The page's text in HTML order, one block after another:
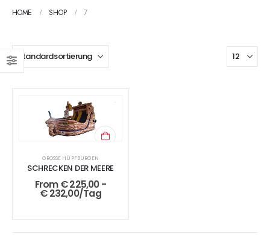
HOME SHOP 7
GROSSE HÜPFBURGEN
SCHRECKEN DER MEERE
From€225,00-
€232,00/Tag